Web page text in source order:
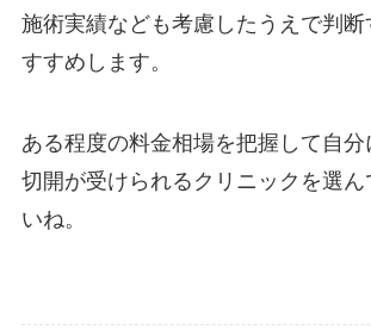
施術実績なども考慮したうえで判断
すすめします。
ある程度の料金相場を把握して自
切開が受けられるクリニックを選ん
いね。